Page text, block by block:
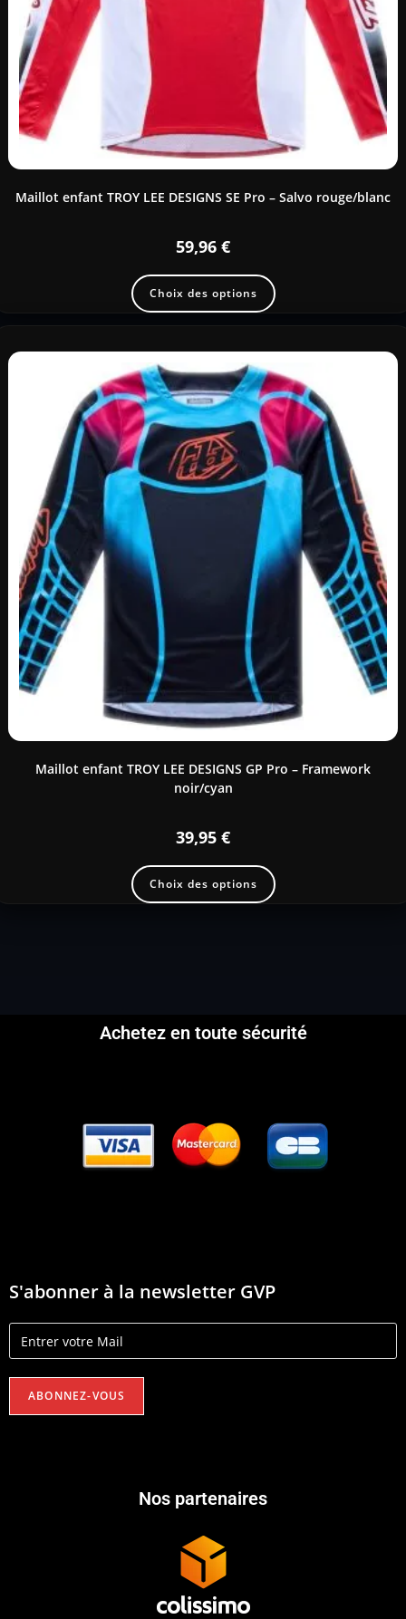
Maillot enfant TROY LEE DESIGNS SE Pro – Salvo rouge/blanc
59,96 €
Choix des options
Maillot enfant TROY LEE DESIGNS GP Pro – Framework
noir/cyan
39,95 €
Choix des options
Achetez en toute sécurité
S'abonner à la newsletter GVP
Nos partenaires